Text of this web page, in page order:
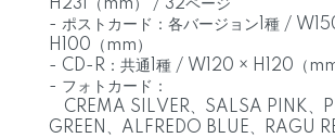
H231（mm） / 32ページ
- ポストカード：各バージョン1種 /
H100（mm）
- CD-R：共通1種 / W120 × H120（mm
- フォトカード：
CREMA SILVER、SALSA PINK、
GREEN、ALFREDO BLUE、RAGU